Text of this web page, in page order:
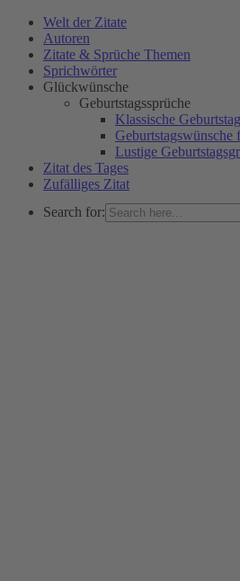
Welt der Zitate
Autoren
Zitate & Sprüche Themen
Sprichwörter
Glückwünsche
Geburtstagssprüche
Klassische
Lustige
Zitat des Tages
Zufälliges Zitat
Search for: